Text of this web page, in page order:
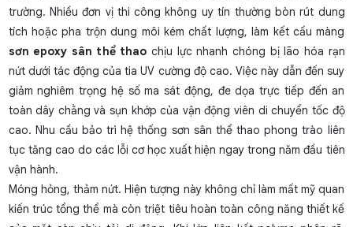
trường. Nhiều đơn vị thi công không uy tín thường bòn rút dung
tích hoặc pha trộn dung môi kém chất lượng, làm kết cấu màng
sơn epoxy sân thể thao chịu lực nhanh chóng bị lão hóa rạn
nứt dưới tác động của tia UV cường độ cao. Việc này dẫn đến suy
giảm nghiêm trọng hệ số ma sát động, đe dọa trực tiếp đến an
toàn dây chằng và sụn khớp của vận động viên di chuyển tốc độ
cao. Nhu cầu bảo trì hệ thống sơn sân thể thao phong trào liên
tục tăng cao do các lỗi cơ học xuất hiện ngay trong năm đầu tiên
vận hành.
Móng hỏng, thảm nứt. Hiện tượng này không chỉ làm mất mỹ quan
kiến trúc tổng thể mà còn triệt tiêu hoàn toàn công năng thiết kế